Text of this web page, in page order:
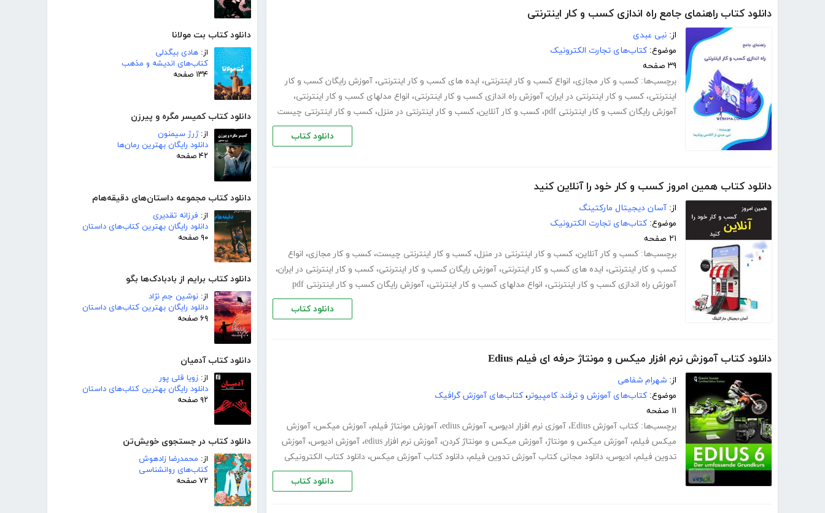
دانلود کتاب بت مولانا
از: هادی بیگدلی
کتاب‌های اندیشه و مذهب
۱۳۴ صفحه
دانلود کتاب کمیسر مگره و پیرزن
از:ژرژ سیمنون
دانلود رایگان بهترین رمان‌ها
۴۲ صفحه
دانلود کتاب مجموعه داستان‌های دقیقه‌هام
از: فرزانه تقدیری
دانلود رایگان بهترین کتاب‌های داستان
۹۰ صفحه
دانلود کتاب برایم از بادبادک‌ها بگو
از: نوشین جم نژاد
دانلود رایگان بهترین کتاب‌های داستان
۶۹ صفحه
دانلود کتاب آدمیان
از: زویا قلی پور
دانلود رایگان بهترین کتاب‌های داستان
۹۲ صفحه
دانلود کتاب در جستجوی خویش‌تن
از: محمدرضا زادهوش
کتاب‌های روانشناسی
۷۲ صفحه
دانلود کتاب راهنمای جامع راه اندازی کسب و کار اینترنتی
از: نبی عبدی
موضوع: کتاب‌های تجارت الکترونیک
۳۹ صفحه
برچسب‌ها: کسب و کار مجازی، انواع کسب و کار اینترنتی، ایده های کسب و کار اینترنتی، آموزش رایگان کسب و کار
اینترنتی، کسب و کار اینترنتی در ایران، آموزش راه اندازی کسب و کار اینترنتی، انواع مدلهای کسب و کار اینترنتی،
آموزش رایگان کسب و کار اینترنتی pdf
، کسب و کار آنلاین، کسب و کار اینترنتی در منزل، کسب و کار اینترنتی چیست
دانلود کتاب
دانلود کتاب همین امروز کسب و کار خود را آنلاین کنید
از: آسان دیجیتال مارکتینگ
موضوع: کتاب‌های تجارت الکترونیک
۲۱ صفحه
برچسب‌ها: کسب و کار آنلاین، کسب و کار اینترنتی در منزل، کسب و کار اینترنتی چیست، کسب و کار مجازی، انواع
کسب و کار اینترنتی، ایده های کسب و کار اینترنتی، آموزش رایگان کسب و کار اینترنتی، کسب و کار اینترنتی در ایران،
آموزش راه اندازی کسب و کار اینترنتی، انواع مدلهای کسب و کار اینترنتی، آموزش رایگان کسب و کار اینترنتی pdf
دانلود کتاب
دانلود کتاب آموزش نرم افزار میکس و مونتاژ حرفه ای فیلم Edius
از: شهرام شفاهی
موضوع: کتاب‌های آموزش و ترفند کامپیوتر، کتاب‌های آموزش گرافیک
۱۱ صفحه
برچسب‌ها: کتاب آموزش Edius ، آموزی نرم افزار ادیوس، آموزش edius ، آموزش مونتاژ فیلم، آموزش میکس، آموزش
میکس فیلم، آموزش میکس و مونتاژ، آموزش میکس و مونتاژ کردن، آموزش نرم افزار edius ، آموزش ادیوس، آموزش
تدوین فیلم، ادیوس، دانلود مجانی کتاب آموزش تدوین فیلم، دانلود کتاب آموزش میکس، دانلود کتاب الکترونیکی
دانلود کتاب